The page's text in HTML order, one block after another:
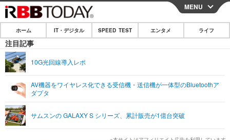
CLOSE
ホーム
IT・デジタル
ショッピング その他
エンタメ
エンタメTOP 映画・ドラマ
ライフ
MENU
ホーム IT・デジタル SPEED TEST エンタメ ライフ
注目記事
10G光回線導入レポ
AV機器をワイヤレス化できる受信機・送信機が一体型のBluetoothア
ダプタ
サムスンの GALAXY S シリーズ、累計販売が1億台突破